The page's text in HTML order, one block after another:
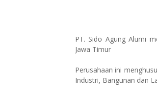
PT. Sido Agung Alumi
Jawa Timur
Perusahaan ini
Industri, Bangunan dan